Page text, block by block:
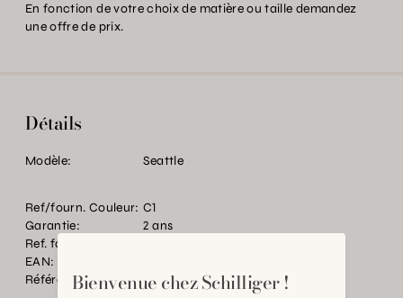
En fonction de votre choix de matière ou taille demandez
une offre de prix.
Détails
Modèle: Seattle
Ref/fourn. Couleur: C1
Garantie:
2 ans
Ref. fournisseur:
EAN:
Référence:
BT.P28936.0000.MU00.0000
Bienvenue chez Schilliger !